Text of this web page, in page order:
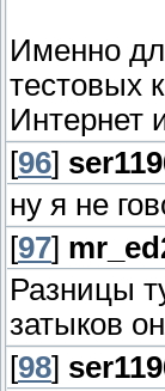
Именно
тестовых
Интернет
[96]
ну я не
[97]
Разницы
затыков
[98]